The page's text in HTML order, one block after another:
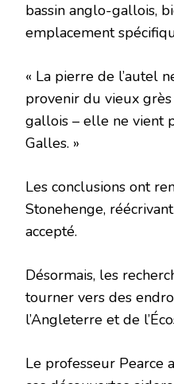
bassin anglo-gallois,
emplacement
« La pierre de l’autel
provenir du vieux
gallois – elle ne vient
Galles. »
Les conclusions ont
Stonehenge,
accepté.
Désormais, les
tourner vers des
l’Angleterre et de
Le professeur Pearce